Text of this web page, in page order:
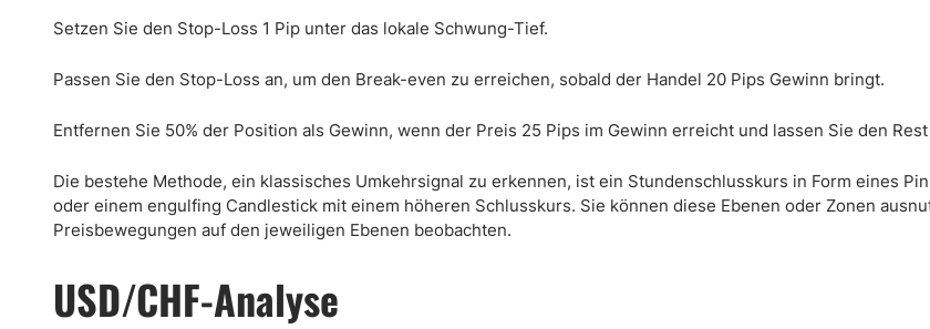
Setzen Sie den Stop-Loss 1 Pip unter das lokale Schwung-Tief.
Passen Sie den Stop-Loss an, um den Break-even zu erreichen, sobald der Handel 20 Pips Gewinn bringt.
Entfernen Sie 50% der Position als Gewinn, wenn der Preis 25 Pips im Gewinn erreicht und lassen Sie den
Die bestehe Methode, ein klassisches Umkehrsignal zu erkennen, ist ein Stundenschlusskurs in Form eines
oder einem engulfing Candlestick mit einem höheren Schlusskurs. Sie können diese Ebenen oder Zonen
Preisbewegungen auf den jeweiligen Ebenen beobachten.
USD/CHF-Analyse